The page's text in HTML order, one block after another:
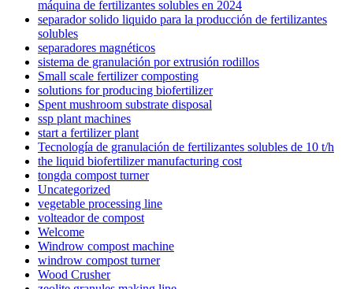
máquina de fertilizantes solubles en 2024
separador solido liquido para la producción de fertilizantes
solubles
separadores magnéticos
sistema de granulación por extrusión rodillos
Small scale fertilizer composting
solutions for producing biofertilizer
Spent mushroom substrate disposal
ssp plant machines
start a fertilizer plant
Tecnología de granulación de fertilizantes solubles de 10 t/h
the liquid biofertilizer manufacturing cost
tongda compost turner
Uncategorized
vegetable processing line
volteador de compost
Welcome
Windrow compost machine
windrow compost turner
Wood Crusher